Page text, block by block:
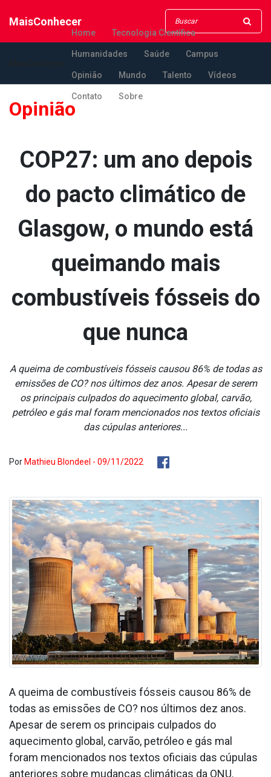
MaisConhecer
Home Tecnologia Científica
Humanidades Saúde Campus
Opinião Mundo Talento Vídeos
Contato Sobre
Opinião
COP27: um ano depois
do pacto climático de
Glasgow, o mundo está
queimando mais
combustíveis fósseis do
que nunca
A queima de combustíveis fósseis causou 86% de todas as
emissões de CO? nos últimos dez anos. Apesar de serem
os principais culpados do aquecimento global, carvão,
petróleo e gás mal foram mencionados nos textos oficiais
das cúpulas anteriores...
Por Mathieu Blondeel - 09/11/2022
A queima de combustíveis fósseis causou 86% de
todas as emissões de CO? nos últimos dez anos.
Apesar de serem os principais culpados do
aquecimento global, carvão, petróleo e gás mal
foram mencionados nos textos oficiais das cúpulas
anteriores sobre mudanças climáticas da ONU.